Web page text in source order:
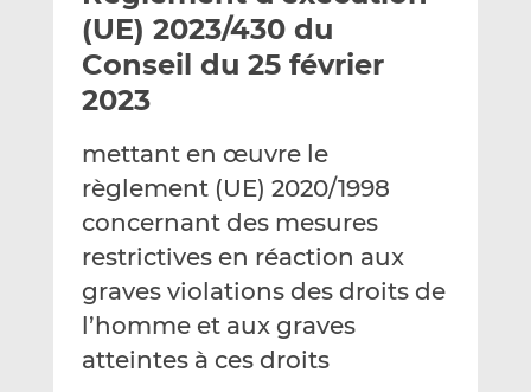
e
r
p
e
m
i
l
g
e
r
r
L
n
k
e
d
n
g
e
r
r
F
c
e
b
o
o
k
(UE) 2023/430 du
Conseil du 25 février
2023
mettant en œuvre le
règlement (UE) 2020/1998
concernant des mesures
restrictives en réaction aux
graves violations des droits de
l’homme et aux graves
atteintes à ces droits